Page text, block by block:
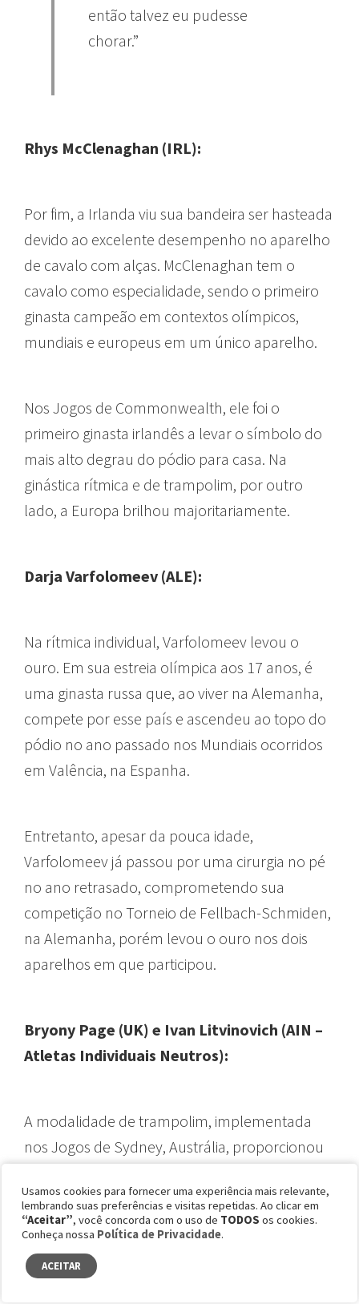
então talvez eu pudesse
chorar.”
Rhys McClenaghan (IRL):
Por fim, a Irlanda viu sua bandeira ser hasteada
devido ao excelente desempenho no aparelho
de cavalo com alças. McClenaghan tem o
cavalo como especialidade, sendo o primeiro
ginasta campeão em contextos olímpicos,
mundiais e europeus em um único aparelho.
Nos Jogos de Commonwealth, ele foi o
primeiro ginasta irlandês a levar o símbolo do
mais alto degrau do pódio para casa. Na
ginástica rítmica e de trampolim, por outro
lado, a Europa brilhou majoritariamente.
Darja Varfolomeev (ALE):
Na rítmica individual, Varfolomeev levou o
ouro. Em sua estreia olímpica aos 17 anos, é
uma ginasta russa que, ao viver na Alemanha,
compete por esse país e ascendeu ao topo do
pódio no ano passado nos Mundiais ocorridos
em Valência, na Espanha.
Entretanto, apesar da pouca idade,
Varfolomeev já passou por uma cirurgia no pé
no ano retrasado, comprometendo sua
competição no Torneio de Fellbach-Schmiden,
na Alemanha, porém levou o ouro nos dois
aparelhos em que participou.
Bryony Page (UK) e Ivan Litvinovich (AIN –
Atletas Individuais Neutros):
A modalidade de trampolim, implementada
nos Jogos de Sydney, Austrália, proporcionou
Litvinovich (Belarus) – o qual competiu com a
bandeira neutra (AIN – Atletas Individuais
Neutros) devido aos conflitos contemporâneos
entre Rússia e Ucrânia.
Usamos cookies para fornecer uma experiência mais relevante,
lembrando suas preferências e visitas repetidas. Ao clicar em
“Aceitar”, você concorda com o uso de TODOS os cookies.
Conheça nossa Política de Privacidade.
ACEITAR